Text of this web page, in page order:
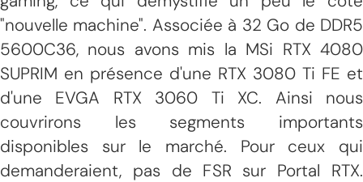
"nouvelle machine". Associée à 32 Go de DDR5
5600C36, nous avons mis la MSi RTX 4080
SUPRIM en présence d'une RTX 3080 Ti FE et
d'une EVGA RTX 3060 Ti XC. Ainsi nous
couvrirons les segments importants
disponibles sur le marché. Pour ceux qui
demanderaient, pas de FSR sur Portal RTX.